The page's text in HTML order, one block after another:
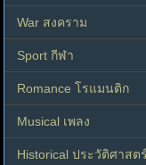
War สงคราม
Sport กีฬา
Romance โรแมนติก
Musical เพลง
Historical ประวัติศาสตร์